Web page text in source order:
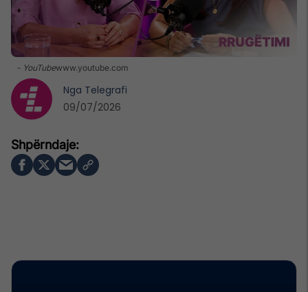
- YouTubewww.youtube.com
Nga Telegrafi
09/07/2026